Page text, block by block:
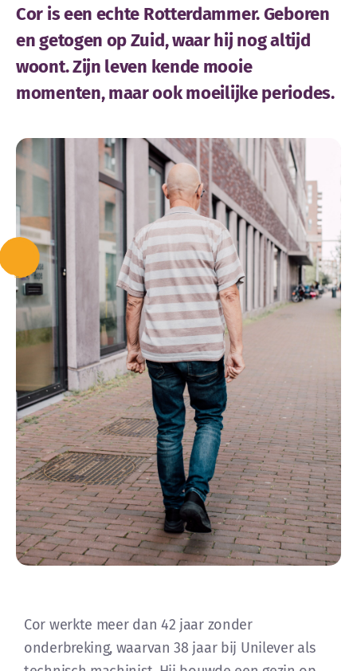
Cor is een echte Rotterdammer. Geboren
en getogen op Zuid, waar hij nog altijd
woont. Zijn leven kende mooie
momenten, maar ook moeilijke periodes.
Cor werkte meer dan 42 jaar zonder
onderbreking, waarvan 38 jaar bij Unilever als